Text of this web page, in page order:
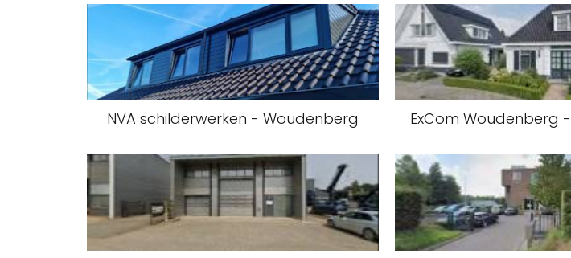
NVA schilderwerken - Woudenberg ExCom Woudenberg